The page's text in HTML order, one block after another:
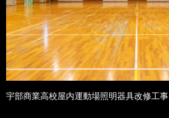
宇部商業高校屋内運動場照明器具改修工事